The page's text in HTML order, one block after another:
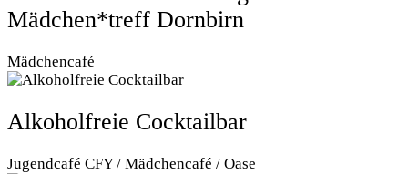
Mädchen*treff Dornbirn
Mädchencafé
Alkoholfreie Cocktailbar
Jugendcafé CFY / Mädchencafé / Oase